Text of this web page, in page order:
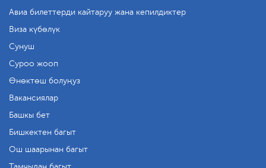
Авиа билеттерди кайтаруу жана кепилдиктер
Виза күбөлүк
Сунуш
Суроо жооп
Өнөктөш болуңуз
Вакансиялар
Башкы бет
Бишкектен багыт
Ош шаарынан багыт